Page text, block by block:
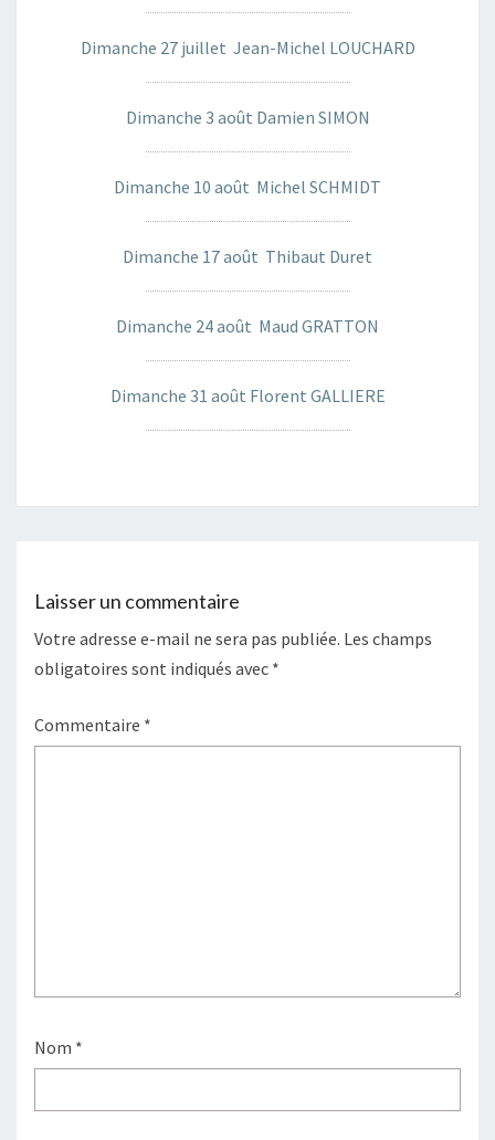
Dimanche 27 juillet Jean-Michel LOUCHARD
Dimanche 3 août Damien SIMON
Dimanche 10 août Michel SCHMIDT
Dimanche 17 août Thibaut Duret
Dimanche 24 août Maud GRATTON
Dimanche 31 août Florent GALLIERE
Laisser un commentaire
Votre adresse e-mail ne sera pas publiée. Les champs
obligatoires sont indiqués avec *
Commentaire *
Nom *